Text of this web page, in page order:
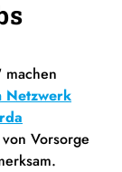
machen
Netzwerk
Vorsorge